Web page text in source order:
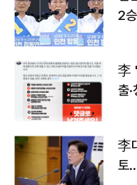
2
李
출
李
토